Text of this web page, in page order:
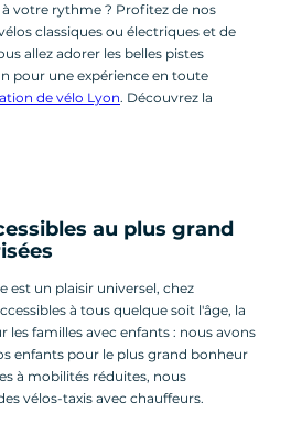
votre rythme ? Profitez de nos
classiques ou électriques et de
allez adorer les belles pistes
pour une expérience en toute
de vélo Lyon. Découvrez la
au plus grand
est un plaisir universel, chez
à tous quelque soit l'âge, la
les familles avec enfants : nous avons
enfants pour le plus grand bonheur
à mobilités réduites, nous
vélos-taxis avec chauffeurs.